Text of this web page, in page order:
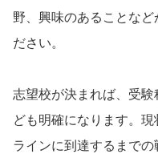
野、興味のあることなど
ださい。
志望校が決まれば、受
ども明確になります。
ラインに到達するまで